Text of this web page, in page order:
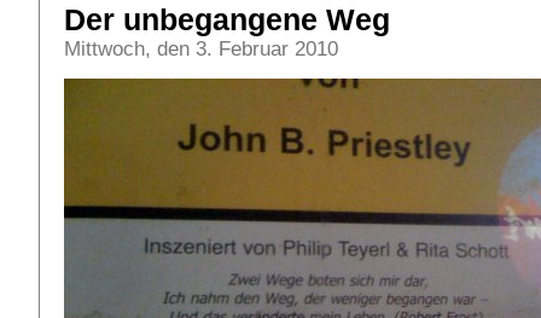
Der unbegangene Weg
Mittwoch, den 3. Februar 2010